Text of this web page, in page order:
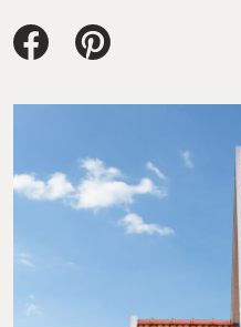
Jacobi Dachziegel auf
Jacobi